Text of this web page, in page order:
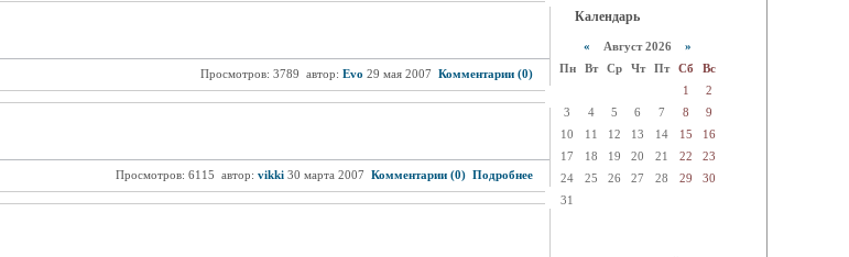
Просмотров: 3789 автор: Evo 29 мая 2007 Комментарии (0)
Просмотров: 6115 автор: vikki30 марта 2007 Комментарии (0) Подробнее
Календарь
« Август 2026 »
Пн
Вт Ср Чт Пт Сб
Вс
1
2
3
4 5 6 7 8
9
10
11 12 13 14 15
16
17
18 19 20 21 22
23
24
25 26 27 28 29
30
31